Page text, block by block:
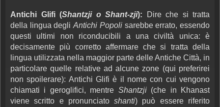
Antichi Glifi (Shantzji o Shant-zji): Dire che si tratta
della lingua degliAntichi Popolisarebbe errato, essendo
questi ultimi non riconducibili a una civiltà unica: è
decisamente più corretto affermare che si tratta della
lingua utilizzata nella maggior parte delle Antiche Città, in
particolare quelle relative ad alcune zone (qui preferirei
non spoilerare): Antichi Glifi è il nome con cui vengono
chiamati i geroglifici, mentre Shantzji(che in Khanast
viene scritto e pronunciatoshanti) può essere riferito